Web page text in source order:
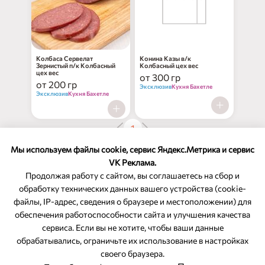
Мы используем файлы cookie, сервис Яндекс.Метрика и сервис
VK Реклама.
Продолжая работу с сайтом, вы соглашаетесь на сбор и
обработку технических данных вашего устройства (cookie-
файлы, IP-адрес, сведения о браузере и местоположении) для
обеспечения работоспособности сайта и улучшения качества
сервиса. Если вы не хотите, чтобы ваши данные
обрабатывались, ограничьте их использование в настройках
своего браузера.
нет в наличии
Колбаса Сервелат
Зернистый п/к Колбасный
цех вес
от 200 гр
ЭксклюзивКухня Бахетле
нет в наличии
Конина Казы в/к
Колбасный цех вес
от 300 гр
ЭксклюзивКухня Бахетле
1
ОБРАТНАЯ СВЯЗЬ
8-800-350-46-10
Служба поддержки